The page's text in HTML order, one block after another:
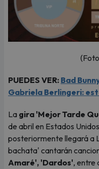
PUEDES VER: Bad
Gabriela Berlingeri:
La gira 'Mejor Tarde
de abril en Estados
posteriormente llegará a
bachata' cantarán
Amaré', 'Dardos', entre